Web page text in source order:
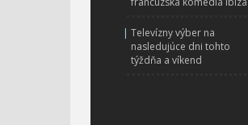
| Televízny výber na
nasledujúce dni tohto
týždňa a víkend